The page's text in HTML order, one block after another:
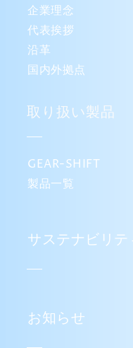
企業理念
代表挨拶
沿革
国内外拠点
取り扱い製品
GEAR-SHIFT
製品一覧
サステナビリテ
お知らせ